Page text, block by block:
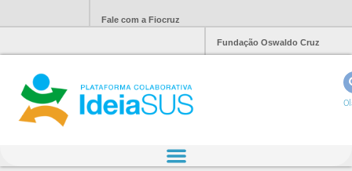
Fale com a Fiocruz
Fundação Oswaldo Cruz